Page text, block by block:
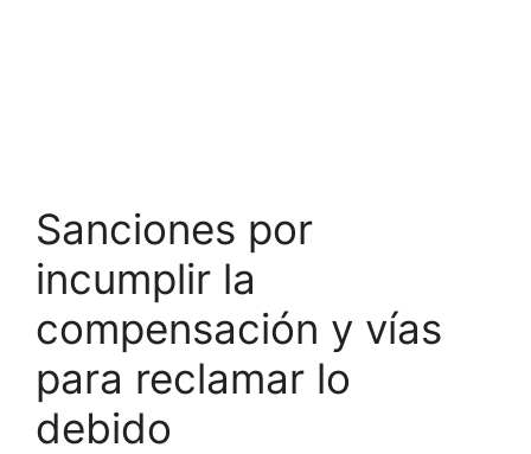
Sanciones por
incumplir la
compensación y vías
para reclamar lo
debido